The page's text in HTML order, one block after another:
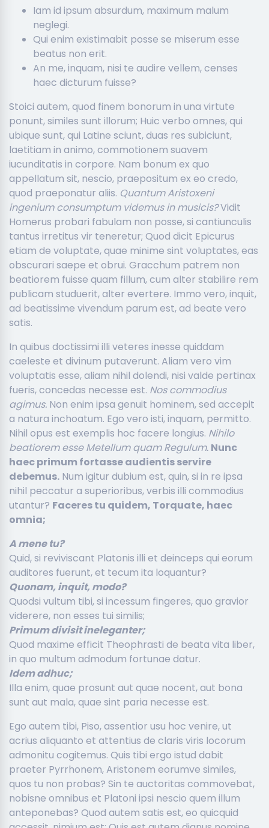
Iam id ipsum absurdum, maximum malum
neglegi.
Qui enim existimabit posse se miserum esse
beatus non erit.
An me, inquam, nisi te audire vellem, censes
haec dicturum fuisse?
Stoici autem, quod finem bonorum in una virtute
ponunt, similes sunt illorum; Huic verbo omnes, qui
ubique sunt, qui Latine sciunt, duas res subiciunt,
laetitiam in animo, commotionem suavem
iucunditatis in corpore. Nam bonum ex quo
appellatum sit, nescio, praepositum ex eo credo,
quod praeponatur aliis. Quantum Aristoxeni
ingenium consumptum videmus in musicis?Vidit
Homerus probari fabulam non posse, si cantiunculis
tantus irretitus vir teneretur; Quod dicit Epicurus
etiam de voluptate, quae minime sint voluptates, eas
obscurari saepe et obrui. Gracchum patrem non
beatiorem fuisse quam fillum, cum alter stabilire rem
publicam studuerit, alter evertere. Immo vero, inquit,
ad beatissime vivendum parum est, ad beate vero
satis.
In quibus doctissimi illi veteres inesse quiddam
caeleste et divinum putaverunt. Aliam vero vim
voluptatis esse, aliam nihil dolendi, nisi valde pertinax
fueris, concedas necesse est. Nos commodius
agimus. Non enim ipsa genuit hominem, sed accepit
a natura inchoatum. Ego vero isti, inquam, permitto.
Nihil opus est exemplis hoc facere longius. Nihilo
beatiorem esse Metellum quam Regulum. Nunc
haec primum fortasse audientis servire
debemus. Num igitur dubium est, quin, si in re ipsa
nihil peccatur a superioribus, verbis illi commodius
utantur? Faceres tu quidem, Torquate, haec
omnia;
A mene tu?
Quid, si reviviscant Platonis illi et deinceps qui eorum
auditores fuerunt, et tecum ita loquantur?
Quonam, inquit, modo?
Quodsi vultum tibi, si incessum fingeres, quo gravior
viderere, non esses tui similis;
Primum divisit ineleganter;
Quod maxime efficit Theophrasti de beata vita liber,
in quo multum admodum fortunae datur.
Idem adhuc;
Illa enim, quae prosunt aut quae nocent, aut bona
sunt aut mala, quae sint paria necesse est.
Ego autem tibi, Piso, assentior usu hoc venire, ut
acrius aliquanto et attentius de claris viris locorum
admonitu cogitemus. Quis tibi ergo istud dabit
praeter Pyrrhonem, Aristonem eorumve similes,
quos tu non probas? Sin te auctoritas commovebat,
nobisne omnibus et Platoni ipsi nescio quem illum
anteponebas? Quod autem satis est, eo quicquid